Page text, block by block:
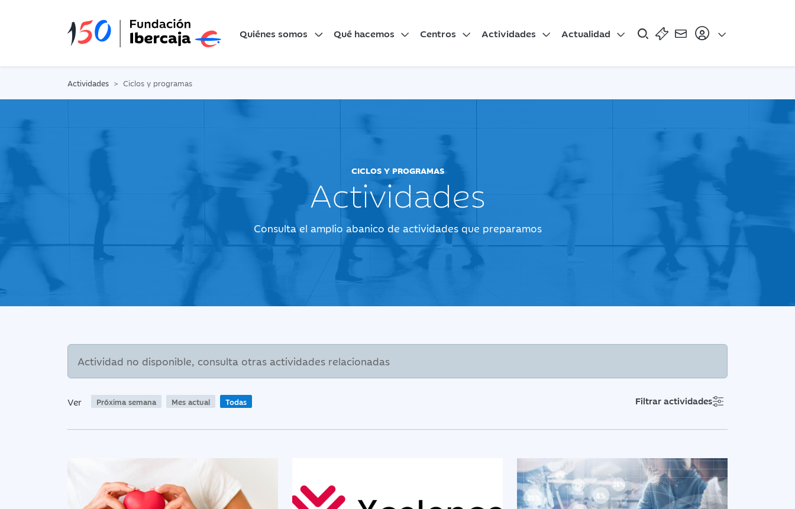
Quiénes somos Qué hacemos Centros Actividades Actualidad
Actividades Ciclos y programas
CICLOS Y PROGRAMAS
Actividades
Consulta el amplio abanico de actividades que preparamos
Actividad no disponible, consulta otras actividades relacionadas
Ver Próxima semana Mes actual Todas Filtrar actividades